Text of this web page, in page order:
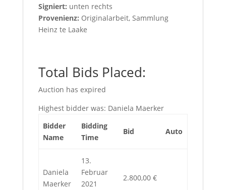
Signiert: unten rechts
Provenienz: Originalarbeit, Sammlung
Heinz te Laake
Total Bids Placed:
Auction has expired
Highest bidder was: Daniela Maerker
Bidder
Name
Bidding
Time
Bid Auto
Daniela
Maerker
13.
Februar
2021
2.800,00 €